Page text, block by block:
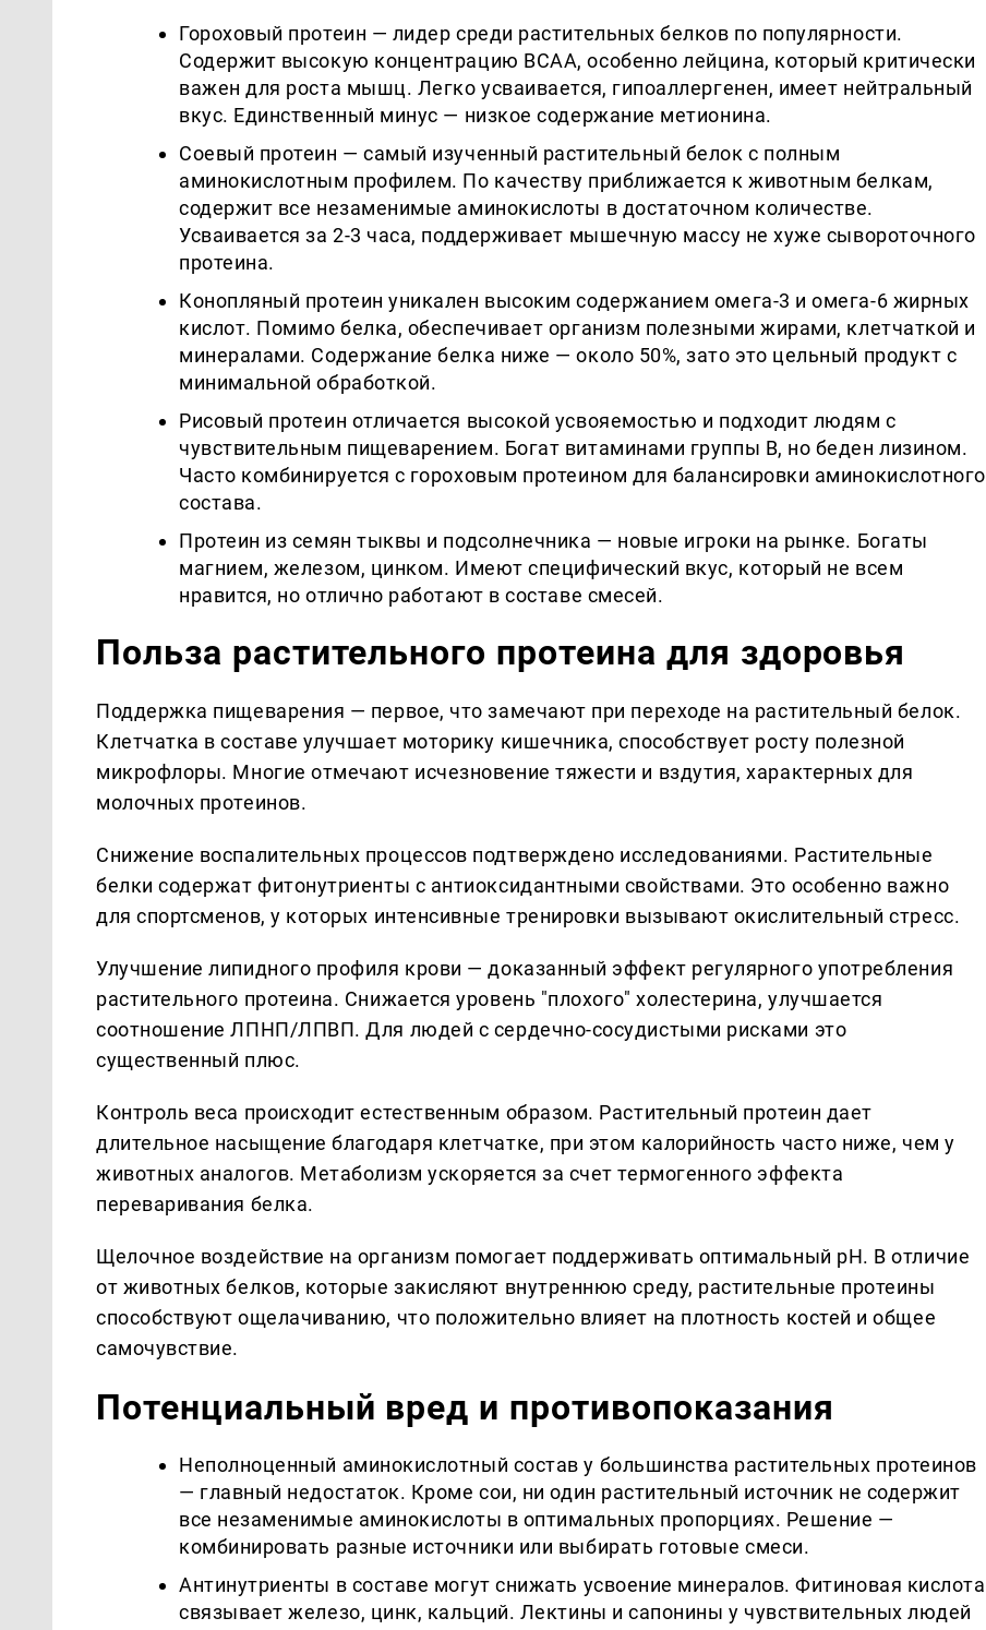
Гороховый протеин — лидер среди растительных белков по популярности.
Содержит высокую концентрацию BCAA, особенно лейцина, который критически
важен для роста мышц. Легко усваивается, гипоаллергенен, имеет нейтральный
вкус. Единственный минус — низкое содержание метионина.
Соевый протеин — самый изученный растительный белок с полным
аминокислотным профилем. По качеству приближается к животным белкам,
содержит все незаменимые аминокислоты в достаточном количестве.
Усваивается за 2-3 часа, поддерживает мышечную массу не хуже сывороточного
протеина.
Конопляный протеин уникален высоким содержанием омега-3 и омега-6 жирных
кислот. Помимо белка, обеспечивает организм полезными жирами, клетчаткой и
минералами. Содержание белка ниже — около 50%, зато это цельный продукт с
минимальной обработкой.
Рисовый протеин отличается высокой усвояемостью и подходит людям с
чувствительным пищеварением. Богат витаминами группы В, но беден лизином.
Часто комбинируется с гороховым протеином для балансировки аминокислотного
состава.
Протеин из семян тыквы и подсолнечника — новые игроки на рынке. Богаты
магнием, железом, цинком. Имеют специфический вкус, который не всем
нравится, но отлично работают в составе смесей.
Польза растительного протеина для здоровья
Поддержка пищеварения — первое, что замечают при переходе на растительный белок.
Клетчатка в составе улучшает моторику кишечника, способствует росту полезной
микрофлоры. Многие отмечают исчезновение тяжести и вздутия, характерных для
молочных протеинов.
Снижение воспалительных процессов подтверждено исследованиями. Растительные
белки содержат фитонутриенты с антиоксидантными свойствами. Это особенно важно
для спортсменов, у которых интенсивные тренировки вызывают окислительный стресс.
Улучшение липидного профиля крови — доказанный эффект регулярного употребления
растительного протеина. Снижается уровень "плохого" холестерина, улучшается
соотношение ЛПНП/ЛПВП. Для людей с сердечно-сосудистыми рисками это
существенный плюс.
Контроль веса происходит естественным образом. Растительный протеин дает
длительное насыщение благодаря клетчатке, при этом калорийность часто ниже, чем у
животных аналогов. Метаболизм ускоряется за счет термогенного эффекта
переваривания белка.
Щелочное воздействие на организм помогает поддерживать оптимальный pH. В отличие
от животных белков, которые закисляют внутреннюю среду, растительные протеины
способствуют ощелачиванию, что положительно влияет на плотность костей и общее
самочувствие.
Потенциальный вред и противопоказания
Неполноценный аминокислотный состав у большинства растительных протеинов
— главный недостаток. Кроме сои, ни один растительный источник не содержит
все незаменимые аминокислоты в оптимальных пропорциях. Решение —
комбинировать разные источники или выбирать готовые смеси.
Антинутриенты в составе могут снижать усвоение минералов. Фитиновая кислота
связывает железо, цинк, кальций. Лектины и сапонины у чувствительных людей